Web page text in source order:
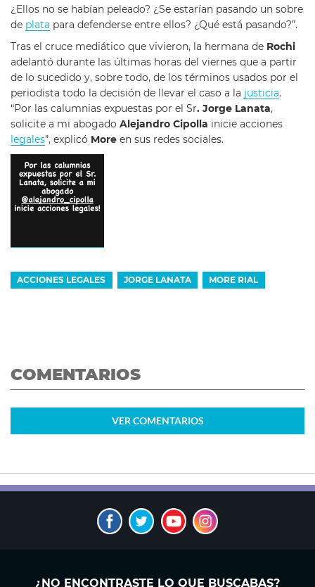
¿Ellos no se habían peleado? ¿Se estarían pasando un sobre
de plata para defenderse entre ellos? ¿Qué está pasando?”.
Tras el cruce mediático que vivieron, la hermana de Rochi
adelantó durante las últimas horas del viernes que a partir
de lo sucedido y, sobre todo, de los términos usados por el
periodista todo la decisión de llevar el caso a la justicia.
“Por las calumnias expuestas por el Sr. Jorge Lanata,
solicite a mi abogado Alejandro Cipolla inicie acciones
legales”, explicó More en sus redes sociales.
ACCIONES LEGALES JORGE LANATA MORE RIAL
COMENTARIOS
VER COMENTARIOS
¿NO ENCONTRASTE LO QUE BUSCABAS?